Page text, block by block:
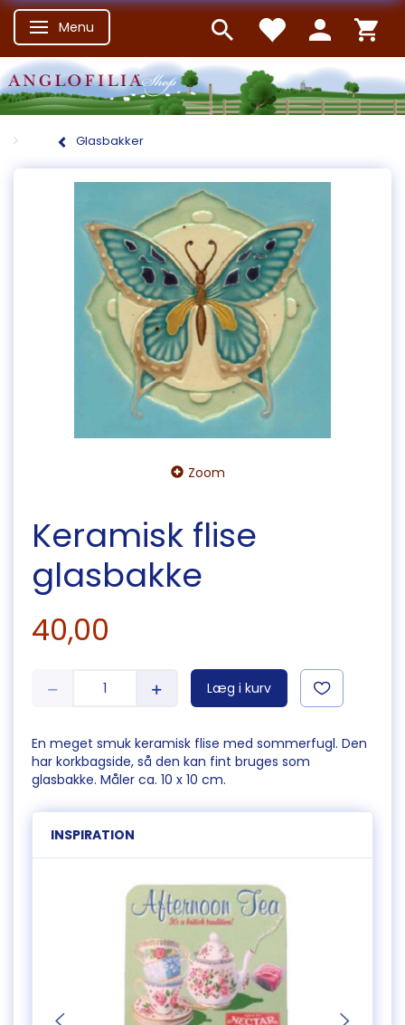
Skifte navigation
Menu
Glasbakker
Zoom
Keramisk flise
glasbakke
40,00
Læg i kurv
En meget smuk keramisk flise med sommerfugl. Den
har korkbagside, så den kan fint bruges som
glasbakke. Måler ca. 10 x 10 cm.
INSPIRATION